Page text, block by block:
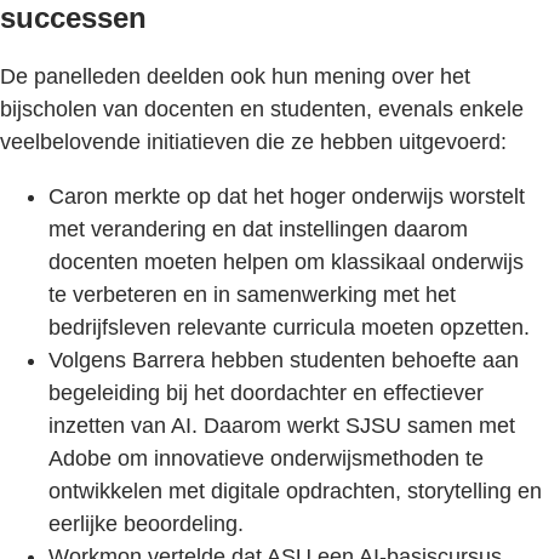
successen
De panelleden deelden ook hun mening over het
bijscholen van docenten en studenten, evenals enkele
veelbelovende initiatieven die ze hebben uitgevoerd:
Caron merkte op dat het hoger onderwijs worstelt
met verandering en dat instellingen daarom
docenten moeten helpen om klassikaal onderwijs
te verbeteren en in samenwerking met het
bedrijfsleven relevante curricula moeten opzetten.
Volgens Barrera hebben studenten behoefte aan
begeleiding bij het doordachter en effectiever
inzetten van AI. Daarom werkt SJSU samen met
Adobe om innovatieve onderwijsmethoden te
ontwikkelen met digitale opdrachten, storytelling en
eerlijke beoordeling.